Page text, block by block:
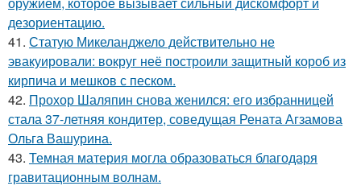
дезориентацию.
41. Статую Микеланджело действительно не
эвакуировали: вокруг неё построили защитный короб из
кирпича и мешков с песком.
42. Прохор Шаляпин снова женился: его избранницей
стала 37-летняя кондитер, соведущая Рената Агзамова
Ольга Вашурина.
43. Темная материя могла образоваться благодаря
гравитационным волнам.